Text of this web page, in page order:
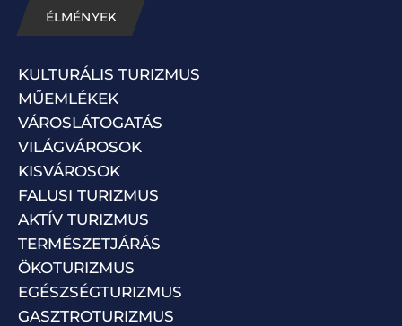
ÉLMÉNYEK
KULTURÁLIS TURIZMUS
MŰEMLÉKEK
VÁROSLÁTOGATÁS
VILÁGVÁROSOK
KISVÁROSOK
FALUSI TURIZMUS
AKTÍV TURIZMUS
TERMÉSZETJÁRÁS
ÖKOTURIZMUS
EGÉSZSÉGTURIZMUS
GASZTROTURIZMUS